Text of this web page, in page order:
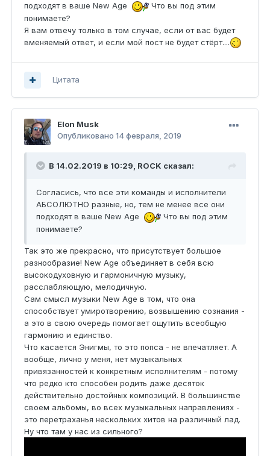
подходят в ваше New Age
Что вы под этим
понимаете?
Я вам отвечу только в том случае, если от вас будет
вменяемый ответ, и если мой пост не будет стёрт....
Цитата
Elon Musk
Опубликовано 14 февраля, 2019
В 14.02.2019 в 10:29, ROCK сказал:
Согласись, что все эти команды и исполнители
АБСОЛЮТНО разные, но, тем не менее все они
подходят в ваше New Age
Что вы под этим
понимаете?
Так это же прекрасно, что присутствует большое
разнообразие! New Age объединяет в себя всю
высокодуховную и гармоничную музыку,
расслабляющую, мелодичную.
Сам смысл музыки New Age в том, что она
способствует умиротворению, возвышению сознания -
а это в свою очередь помогает ощутить всеобщую
гармонию и единство.
Что касается Энигмы, то это попса - не впечатляет. А
вообще, лично у меня, нет музыкальных
привязанностей к конкретным исполнителям - потому
что редко кто способен родить даже десяток
действительно достойных композиций. В большинстве
своем альбомы, во всех музыкальных направлениях -
это перетраханья нескольких хитов на различный лад.
Ну что там у нас из сильного?